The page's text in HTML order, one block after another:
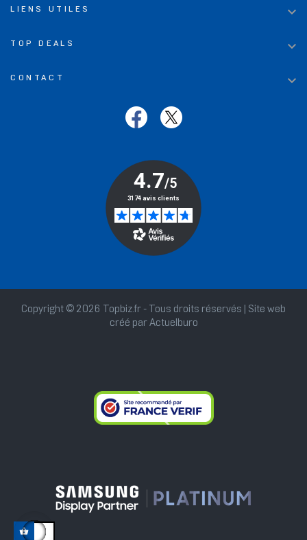
LIENS UTILES 
TOP DEALS 
CONTACT 
Copyright © 2026 Topbiz.fr - Tous droits réservés | Site web
créé par Actuelburo